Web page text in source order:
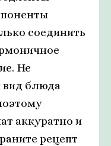
соединить
Не
вид блюда
аккуратно и
рецепт